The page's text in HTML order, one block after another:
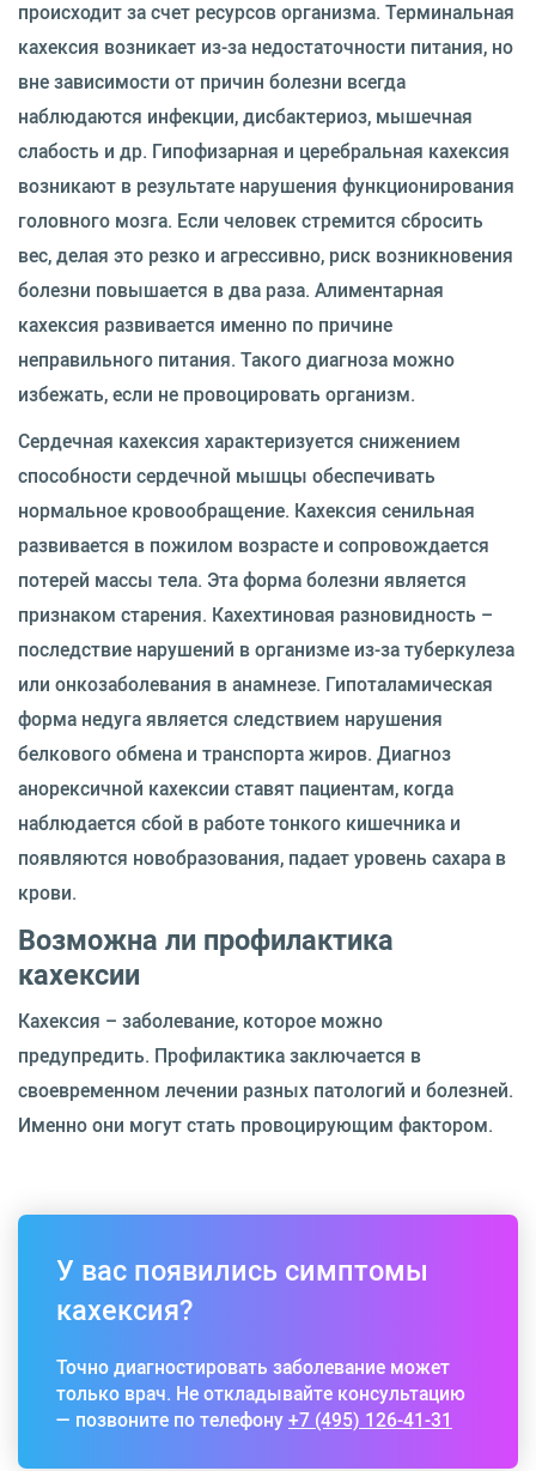
происходит за счет ресурсов организма. Терминальная
кахексия возникает из-за недостаточности питания, но
вне зависимости от причин болезни всегда
наблюдаются инфекции, дисбактериоз, мышечная
слабость и др. Гипофизарная и церебральная кахексия
возникают в результате нарушения функционирования
головного мозга. Если человек стремится сбросить
вес, делая это резко и агрессивно, риск возникновения
болезни повышается в два раза. Алиментарная
кахексия развивается именно по причине
неправильного питания. Такого диагноза можно
избежать, если не провоцировать организм.
Сердечная кахексия характеризуется снижением
способности сердечной мышцы обеспечивать
нормальное кровообращение. Кахексия сенильная
развивается в пожилом возрасте и сопровождается
потерей массы тела. Эта форма болезни является
признаком старения. Кахехтиновая разновидность –
последствие нарушений в организме из-за туберкулеза
или онкозаболевания в анамнезе. Гипоталамическая
форма недуга является следствием нарушения
белкового обмена и транспорта жиров. Диагноз
анорексичной кахексии ставят пациентам, когда
наблюдается сбой в работе тонкого кишечника и
появляются новобразования, падает уровень сахара в
крови.
Возможна ли профилактика
кахексии
Кахексия – заболевание, которое можно
предупредить. Профилактика заключается в
своевременном лечении разных патологий и болезней.
Именно они могут стать провоцирующим фактором.
У вас появились симптомы
кахексия?
Точно диагностировать заболевание может
только врач. Не откладывайте консультацию
— позвоните по телефону+7 (495) 126-41-31